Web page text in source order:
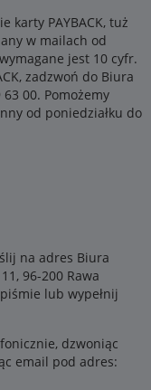
karty PAYBACK, tuż
w mailach od
jest 10 cyfr.
zadzwoń do Biura
63 00. Pomożemy
od poniedziałku do
na adres Biura
96-200 Rawa
lub wypełnij
dzwoniąc
email pod adres: